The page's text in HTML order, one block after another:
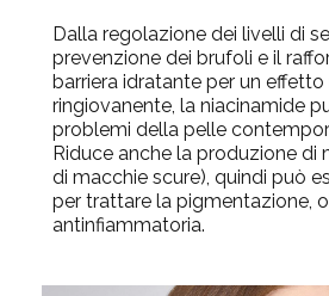
Dalla regolazione dei livelli di
prevenzione dei brufoli e il
barriera idratante per un
ringiovanente, la niacinamide
problemi della pelle
Riduce anche la produzione di
di macchie scure), quindi può
per trattare la pigmentazione,
antinfiammatoria.